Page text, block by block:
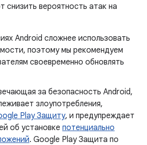
снизить вероятность атак на
Android сложнее использовать
поэтому мы рекомендуем
своевременно обновлять
за безопасность Android,
злоупотребления,
Play Защиту, и предупреждает
об установке потенциально
. Google Play Защита по